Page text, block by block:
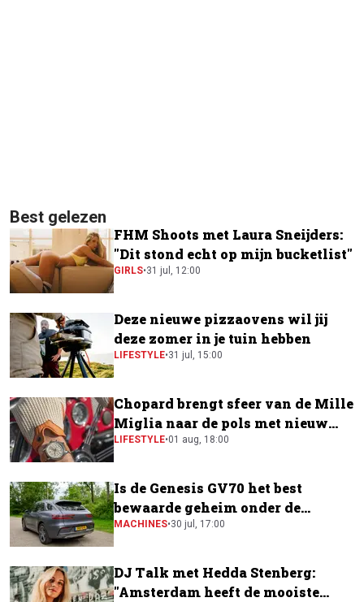
Best gelezen
FHM Shoots met Laura Sneijders:
"Dit stond echt op mijn bucketlist"
GIRLS•31 jul, 12:00
Deze nieuwe pizzaovens wil jij
deze zomer in je tuin hebben
LIFESTYLE•31 jul, 15:00
Chopard brengt sfeer van de Mille
Miglia naar de pols met nieuw
horloge
LIFESTYLE•01 aug, 18:00
Is de Genesis GV70 het best
bewaarde geheim onder de
elektrische SUV's?
MACHINES•30 jul, 17:00
DJ Talk met Hedda Stenberg:
"Amsterdam heeft de mooiste